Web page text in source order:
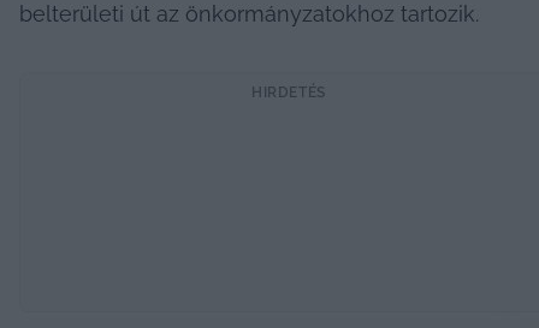
belterületi út az önkormányzatokhoz tartozik.
HIRDETÉS